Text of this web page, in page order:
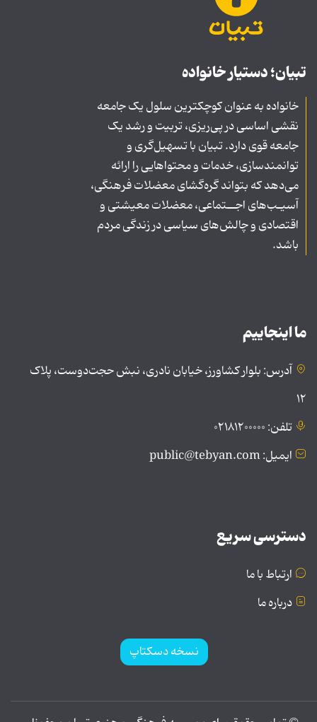
تبیان؛ دستیار خانواده
خانواده به عنوان کوچکترین سلول یک جامعه
نقشی اساسی در پی‌ریزی، تربیت و رشد یک
جامعه قوی دارد. تبیان با تسهیل‌گری و
توانمندسازی، خدمات و محتواهایی را ارائه
می‌دهد که بتواند گره‌گشای معضلات فرهنگی،
آسیـب‌های اجــتماعی، معضلات معیشتی و
اقتصادی و چالش‌های سیاسی در زندگی مردم
باشد.
ما اینجاییم
آدرس: بلوار کشاورز، خیابان نادری، نبش حجت‌دوست، پلاک
۱۲
تلفن: ۰۲۱۸۱۲۰۰۰۰۰
ایمیل: public@tebyan.com
دسترسی سریع
ارتباط با ما
درباره ما
نسخه دسکتاپ